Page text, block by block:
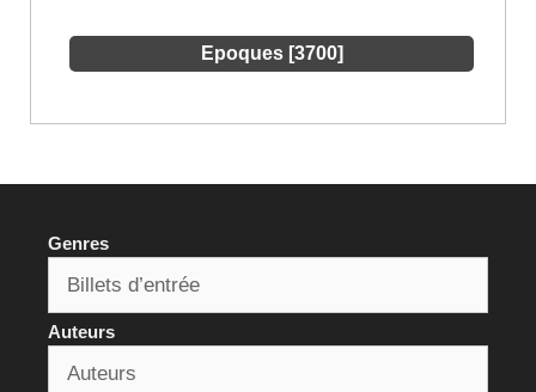
Epoques [3700]
Genres
Auteurs